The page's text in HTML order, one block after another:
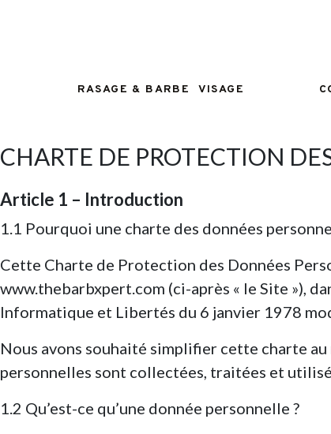
RASAGE & BARBE
FINITIONS
VISAGE
CHARTE DE PROTECTION
Article 1 – Introduction
1.1 Pourquoi une charte des données
Cette Charte de Protection des Données
www.thebarbxpert.com (ci-après « le Site »),
Informatique et Libertés du 6 janvier 1978
Nous avons souhaité simplifier cette charte
personnelles sont collectées, traitées et
1.2 Qu’est-ce qu’une donnée personnelle ?